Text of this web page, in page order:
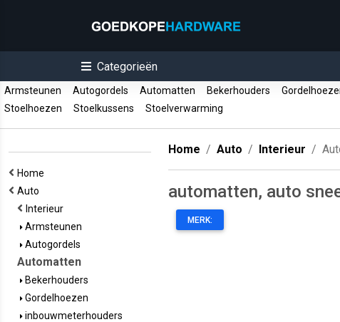
Categorieën
Armsteunen Autogordels Automatten Bekerhouders
Stoelhoezen
Stoelkussens Stoelverwarming
Home
Auto
Interieur
Armsteunen
Autogordels
Automatten
Bekerhouders
Gordelhoezen
inbouwmeterhouders
Home Auto Interieur
automatten, auto
MERK: